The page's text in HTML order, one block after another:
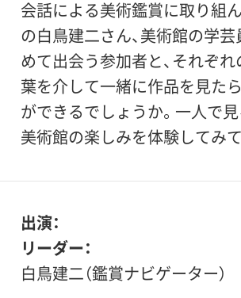
会話による美術鑑賞に取り組
の白鳥建二さん、美術館の学芸
めて出会う参加者と、それぞれ
葉を介して一緒に作品を見た
ができるでしょうか。一人で
美術館の楽しみを体験してみて
出演
リーダー：
白鳥建二（鑑賞ナビゲーター）